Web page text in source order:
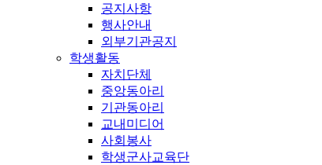
공지사항
행사안내
외부기관공지
학생활동
자치단체
중앙동아리
기관동아리
교내미디어
사회봉사
학생군사교육단